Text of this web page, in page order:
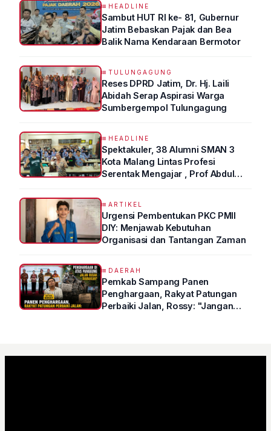
HEADLINE
Sambut HUT RI ke- 81, Gubernur
Jatim Bebaskan Pajak dan Bea
Balik Nama Kendaraan Bermotor
TULUNGAGUNG
Reses DPRD Jatim, Dr. Hj. Laili
Abidah Serap Aspirasi Warga
Sumbergempol Tulungagung
HEADLINE
Spektakuler, 38 Alumni SMAN 3
Kota Malang Lintas Profesi
Serentak Mengajar , Prof Abdul
ARTIKEL
Urgensi Pembentukan PKC PMII
DIY: Menjawab Kebutuhan
Organisasi dan Tantangan Zaman
DAERAH
Pemkab Sampang Panen
Penghargaan, Rakyat Patungan
Perbaiki Jalan, Rossy: "Jangan